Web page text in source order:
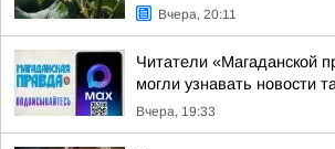
Вчера, 20:11
Читатели «Магаданской
могли узнавать новости
Вчера, 19:33